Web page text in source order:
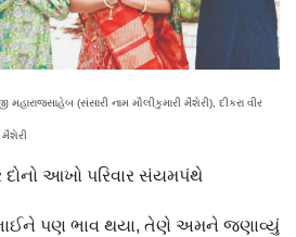
(સંસારી નામ મૌલીકુમારી મૈશેરી), દીકરા વીર
મૈશેરી
દોનો આખો પરિવાર સંયમપંથે
પણ ભાવ થયા, તેણે અમને જણાવ્યું